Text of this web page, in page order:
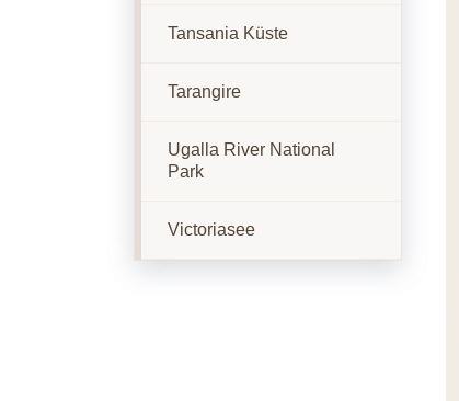
Tansania Küste
Tarangire
Ugalla River National
Park
Victoriasee